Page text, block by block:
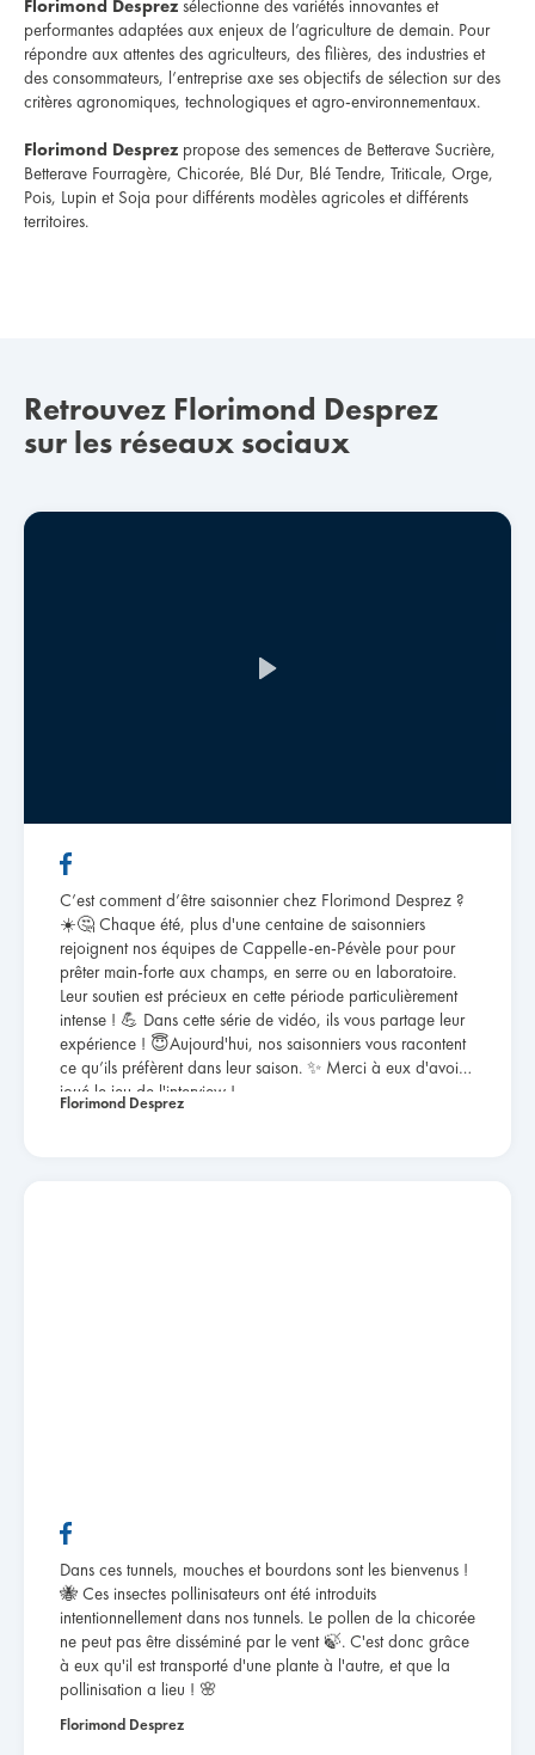
Florimond Desprez sélectionne des variétés innovantes et
performantes adaptées aux enjeux de l’agriculture de demain. Pour
répondre aux attentes des agriculteurs, des filières, des industries et
des consommateurs, l’entreprise axe ses objectifs de sélection sur des
critères agronomiques, technologiques et agro-environnementaux.
Florimond Desprez propose des semences de Betterave Sucrière,
Betterave Fourragère, Chicorée, Blé Dur, Blé Tendre, Triticale, Orge,
Pois, Lupin et Soja pour différents modèles agricoles et différents
territoires.
Retrouvez Florimond Desprez
sur les réseaux sociaux
C’est comment d’être saisonnier chez Florimond Desprez ?
☀️🤔 Chaque été, plus d'une centaine de saisonniers
rejoignent nos équipes de Cappelle-en-Pévèle pour pour
prêter main-forte aux champs, en serre ou en laboratoire.
Leur soutien est précieux en cette période particulièrement
intense ! 💪 Dans cette série de vidéo, ils vous partage leur
expérience ! 😇Aujourd'hui, nos saisonniers vous racontent
ce qu’ils préfèrent dans leur saison. ✨ Merci à eux d'avoir
joué le jeu de l'interview !
Florimond Desprez
Dans ces tunnels, mouches et bourdons sont les bienvenus !
🐝 Ces insectes pollinisateurs ont été introduits
intentionnellement dans nos tunnels. Le pollen de la chicorée
ne peut pas être disséminé par le vent 🍃. C'est donc grâce
à eux qu'il est transporté d'une plante à l'autre, et que la
pollinisation a lieu ! 🌸
Florimond Desprez